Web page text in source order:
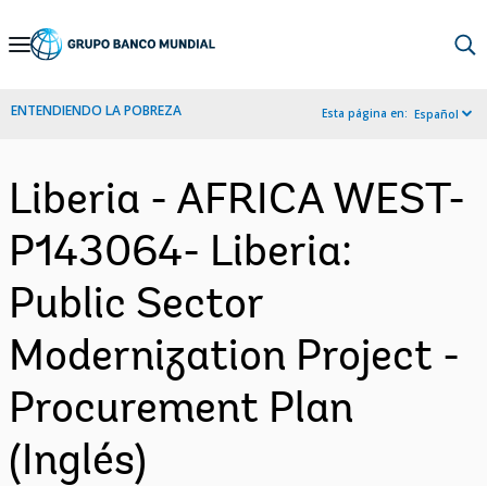
Skip
Navigation
ENTENDIENDO LA POBREZA Esta página en: Español
Liberia - AFRICA WEST-
P143064- Liberia:
Public Sector
Modernization Project -
Procurement Plan
(Inglés)